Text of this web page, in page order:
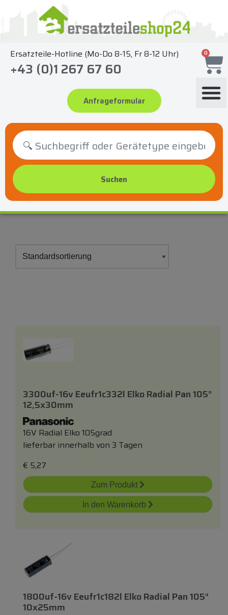
springen
Ersatzteile-Hotline (Mo-Do 8-15, Fr 8-12 Uhr)
+43 (0)1 267 67 60
Anfrageformular
0
3300uf-16v Eeufr1c332l Elko Radial Pan 105°
12,5x30mm
16V Radial Elko 105grad
lieferbar innerhalb von 3 Tagen
€ 5,27
Zum Produkt
In den Warenkorb
1800uf-16v Eeufr1c182l Elko Radial Pan 105°
10x25mm